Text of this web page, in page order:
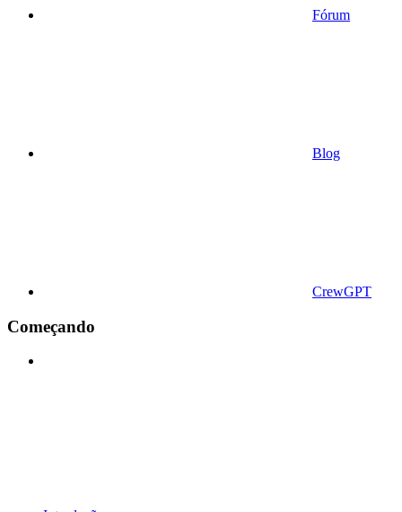
Fórum
Blog
CrewGPT
Começando